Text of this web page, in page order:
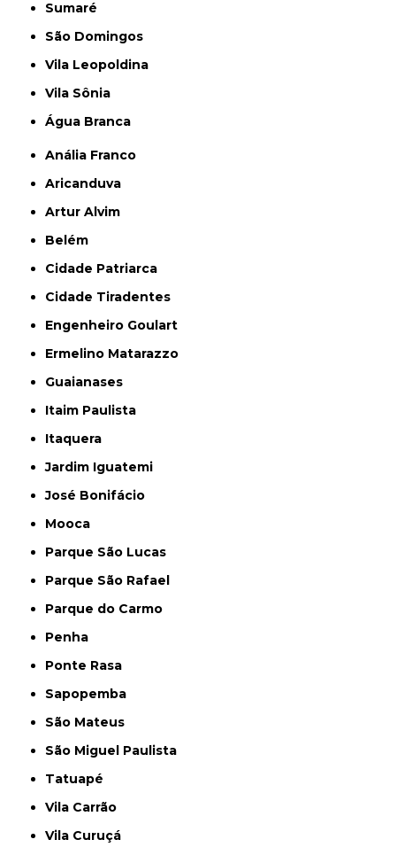
Sumaré
São Domingos
Vila Leopoldina
Vila Sônia
Água Branca
Anália Franco
Aricanduva
Artur Alvim
Belém
Cidade Patriarca
Cidade Tiradentes
Engenheiro Goulart
Ermelino Matarazzo
Guaianases
Itaim Paulista
Itaquera
Jardim Iguatemi
José Bonifácio
Mooca
Parque São Lucas
Parque São Rafael
Parque do Carmo
Penha
Ponte Rasa
Sapopemba
São Mateus
São Miguel Paulista
Tatuapé
Vila Carrão
Vila Curuçá